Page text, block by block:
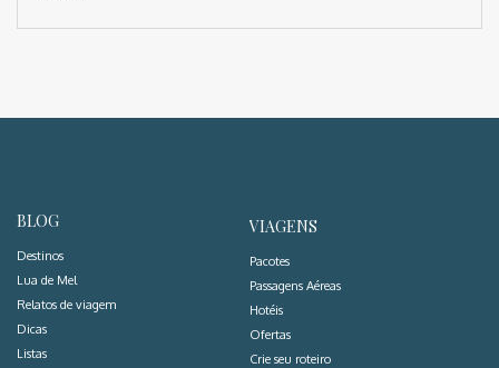
BLOG
Destinos
Lua de Mel
Relatos de viagem
Dicas
Listas
VIAGENS
Pacotes
Passagens Aéreas
Hotéis
Ofertas
Crie seu roteiro